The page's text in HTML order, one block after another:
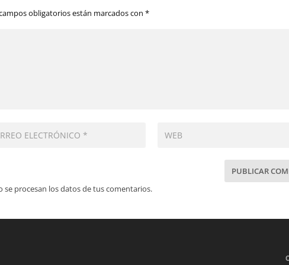
obligatorios están marcados con*
se procesan los datos de tus comentarios.